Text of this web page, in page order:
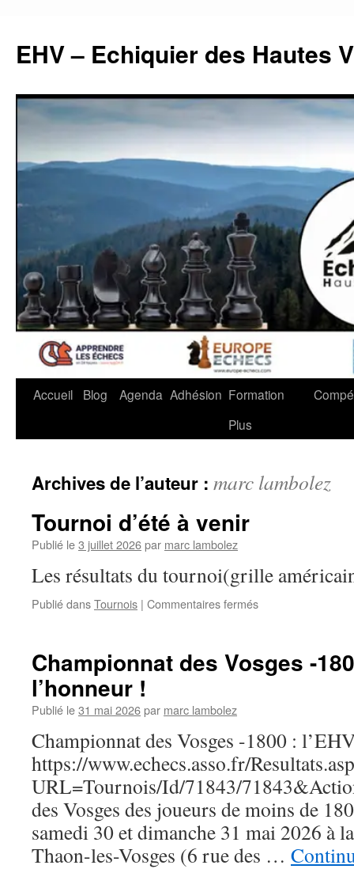
contenu
EHV – Echiquier des Hautes
Accueil Blog Agenda Adhésion Formation
Plus
Archives de l’auteur : marc lambolez
Tournoi d’été à venir
Publié le3 juillet 2026par marc lambolez
Les résultats du tournoi(grille
Publié dansTournois | Commentaires ferméssur
venir
Championnat des Vosges -
l’honneur !
Publié le31 mai 2026par marc lambolez
Championnat des Vosges -1800 :
https://www.echecs.asso.fr/
URL=Tournois/Id/71843/
des Vosges des joueurs de moins de
samedi 30 et dimanche 31 mai 2026 à
Thaon-les-Vosges (6 rue des …